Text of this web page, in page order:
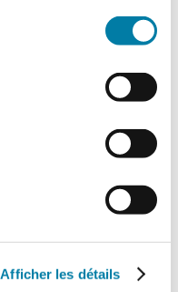
Afficher les détails